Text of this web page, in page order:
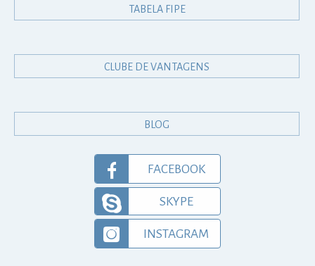
TABELA FIPE
CLUBE DE VANTAGENS
BLOG
FACEBOOK
SKYPE
INSTAGRAM